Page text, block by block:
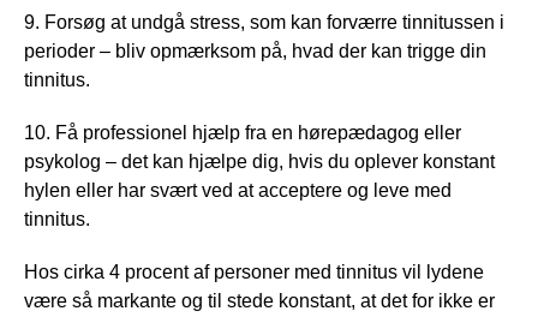
9. Forsøg at undgå stress, som kan forværre tinnitussen i
perioder – bliv opmærksom på, hvad der kan trigge din
tinnitus.
10. Få professionel hjælp fra en hørepædagog eller
psykolog – det kan hjælpe dig, hvis du oplever konstant
hylen eller har svært ved at acceptere og leve med
tinnitus.
Hos cirka 4 procent af personer med tinnitus vil lydene
være så markante og til stede konstant, at det for ikke er